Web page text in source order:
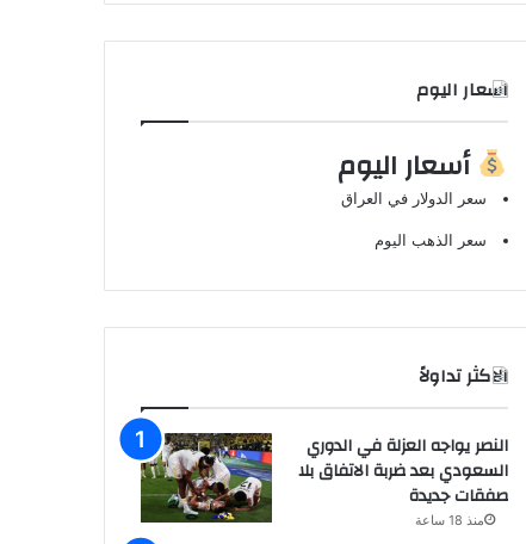
اسعار اليوم
أسعار اليوم
سعر الدولار في العراق
سعر الذهب اليوم
الاكثر تداولاً
النصر يواجه العزلة في الدوري
السعودي بعد ضربة الاتفاق بلا
صفقات جديدة
منذ 18 ساعة